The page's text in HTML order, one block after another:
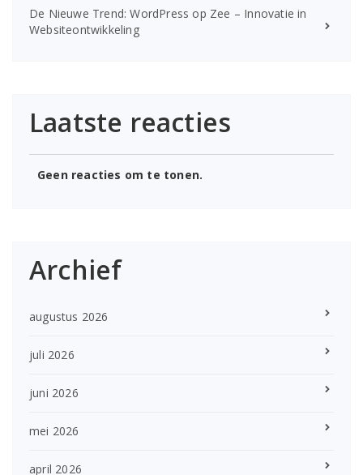
De Nieuwe Trend: WordPress op Zee – Innovatie in
Websiteontwikkeling
Laatste reacties
Geen reacties om te tonen.
Archief
augustus 2026
juli 2026
juni 2026
mei 2026
april 2026